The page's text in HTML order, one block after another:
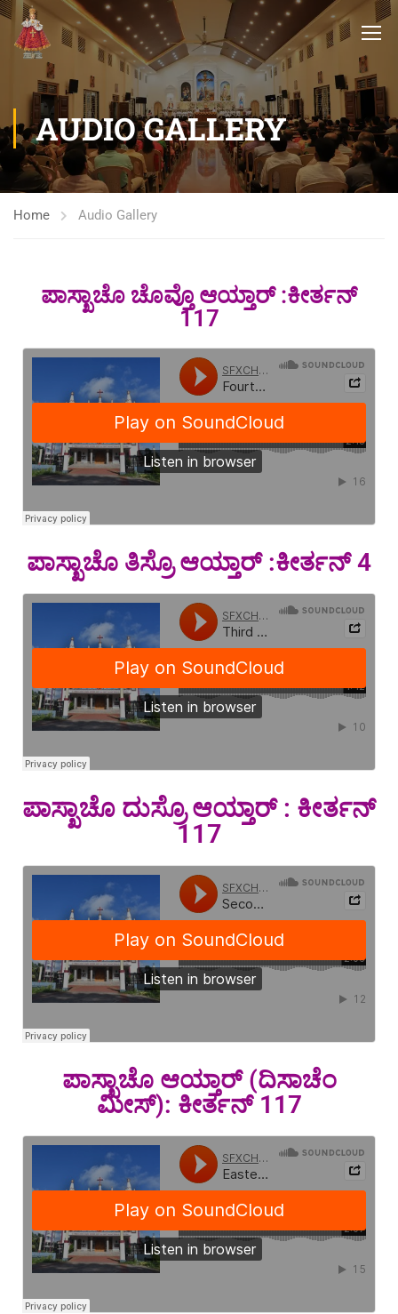
AUDIO GALLERY
Home Audio Gallery
ಪಾಸ್ಖಾಚೊ ಚೊವ್ತೊ ಆಯ್ತಾರ್ :ಕೀರ್ತನ್
117
ಪಾಸ್ಖಾಚೊ ತಿಸ್ರೊ ಆಯ್ತಾರ್ :ಕೀರ್ತನ್ 4
ಪಾಸ್ಖಾಚೊ ದುಸ್ರೊ ಆಯ್ತಾರ್ : ಕೀರ್ತನ್
117
ಪಾಸ್ಖಾಚೊ ಆಯ್ತಾರ್ (ದಿಸಾಚೆಂ
ಮೀಸ್): ಕೀರ್ತನ್ 117